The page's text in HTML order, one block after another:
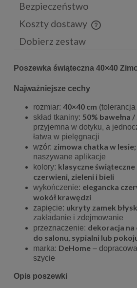
Bezpieczeństwo
Koszty dostawy
Cena nie zawiera ewentualnych kosztów
Dobierz zestaw
Poszewka świąteczna 40×40
Najważniejsze cechy
rozmiar: 40×40 cm
skład tkaniny: 50% bawełna
przyjemna w dotyku, a
łatwa w pielęgnacji
wzór: zimowa chatka w lesie;
naszywane aplikacje
kolory: klasyczne świąteczne
czerwieni, zieleni i bieli
wykończenie: elegancka
wokół krawędzi
zapięcie: ukryty zamek
zakładanie i zdejmowanie
przeznaczenie: dekoracja na
do salonu, sypialni lub
marka: DeHome –
szycie
Opis poszewki